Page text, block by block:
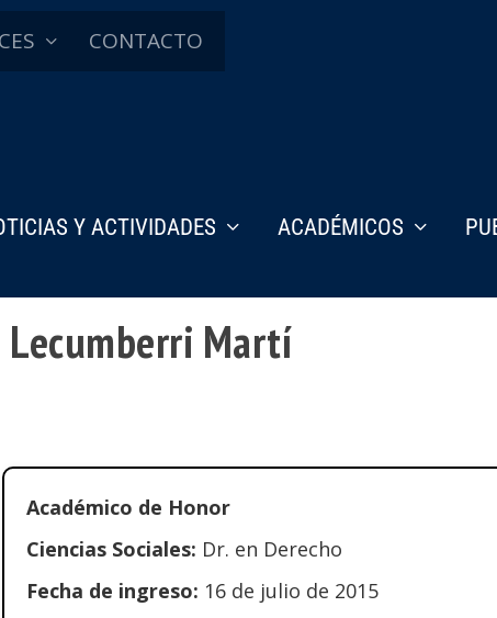
CONTACTO
Y ACTIVIDADES ACADÉMICOS
Lecumberri Martí
Académico de Honor
Ciencias Sociales: Dr. en Derecho
Fecha de ingreso: 16 de julio de 2015